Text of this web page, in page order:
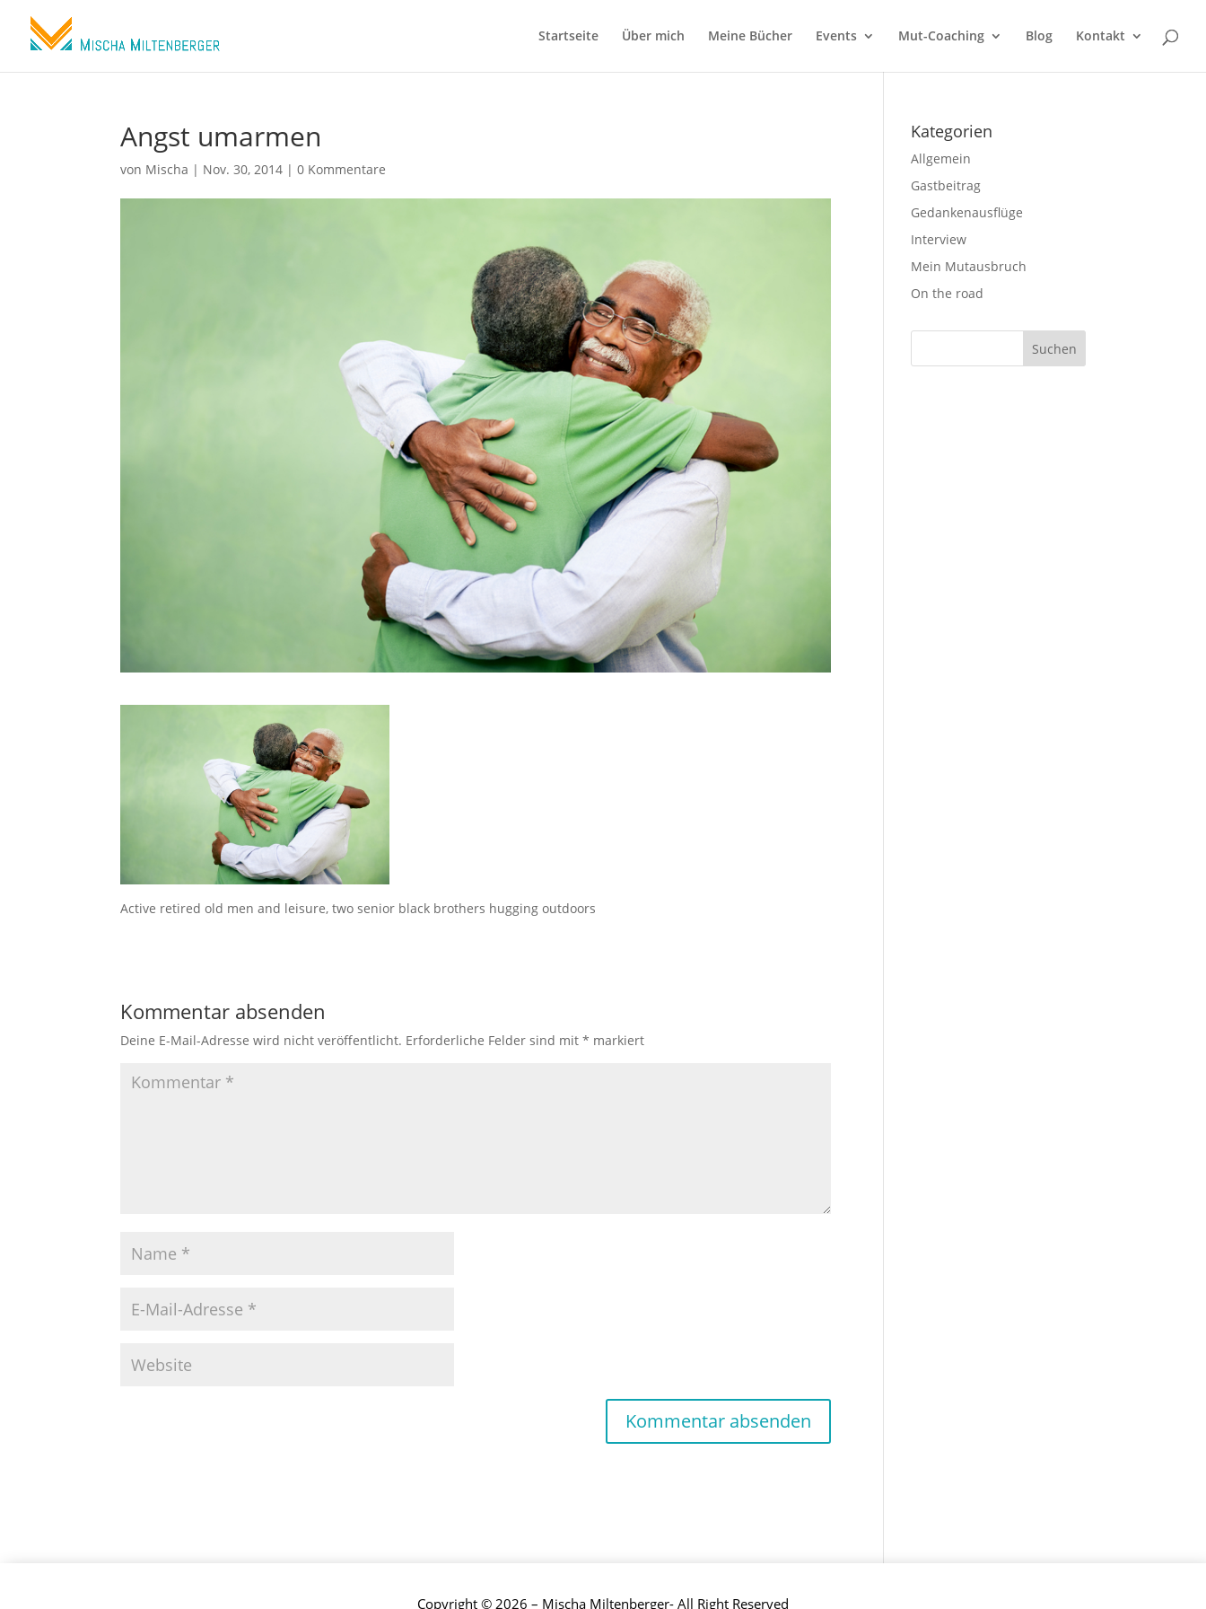
Startseite Über mich Meine Bücher Events Mut-Coaching Blog Kontakt
Angst umarmen
von Mischa | Nov. 30, 2014 |0 Kommentare
Active retired old men and leisure, two senior black brothers hugging outdoors
Kommentar absenden
Deine E-Mail-Adresse wird nicht veröffentlicht. Erforderliche Felder sind mit* markiert
Kategorien
Allgemein
Gastbeitrag
Gedankenausflüge
Interview
Mein Mutausbruch
On the road
Copyright © 2026 – Mischa Miltenberger- All Right Reserved